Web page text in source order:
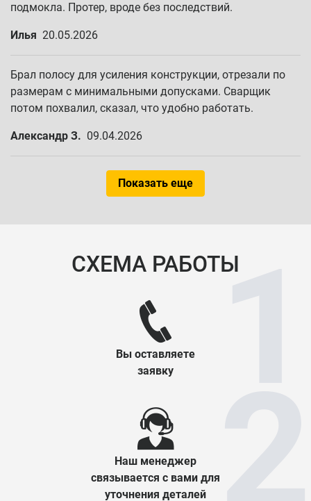
подмокла. Протер, вроде без последствий.
Илья 20.05.2026
Брал полосу для усиления конструкции, отрезали по
размерам с минимальными допусками. Сварщик
потом похвалил, сказал, что удобно работать.
Александр З. 09.04.2026
Показать еще
СХЕМА РАБОТЫ
Вы оставляете
заявку
Наш менеджер
связывается с вами для
уточнения деталей